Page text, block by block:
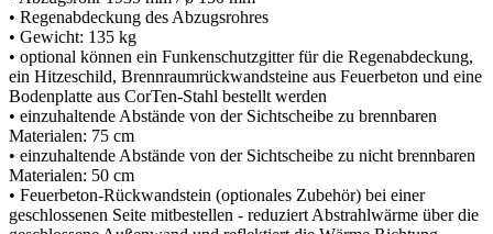
• Regenabdeckung des Abzugsrohres
• Gewicht: 135 kg
• optional können ein Funkenschutzgitter für die Regenabdeckung,
ein Hitzeschild, Brennraumrückwandsteine aus Feuerbeton und eine
Bodenplatte aus CorTen-Stahl bestellt werden
• einzuhaltende Abstände von der Sichtscheibe zu brennbaren
Materialen: 75 cm
• einzuhaltende Abstände von der Sichtscheibe zu nicht brennbaren
Materialen: 50 cm
• Feuerbeton-Rückwandstein (optionales Zubehör) bei einer
geschlossenen Seite mitbestellen - reduziert Abstrahlwärme über die